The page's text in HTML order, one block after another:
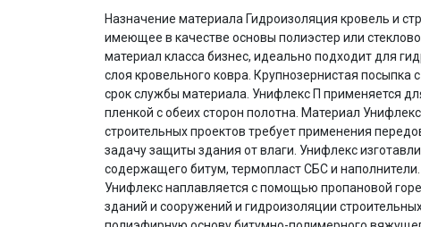
Назначение материала Гидроизоляция кровель и
имеющее в качестве основы полиэстер или
материал класса бизнес, идеально подходит для
слоя кровельного ковра. Крупнозернистая
срок службы материала. Унифлекс П применяется
пленкой с обеих сторон полотна. Материал
строительных проектов требует применения
задачу защиты здания от влаги. Унифлекс
содержащего битум, термопласт СБС и
Унифлекс наплавляется с помощью пропановой
зданий и сооружений и гидроизоляции